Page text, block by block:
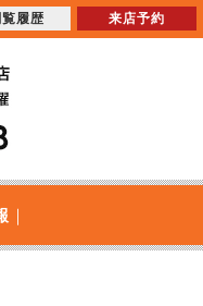
覧履歴 来店予約